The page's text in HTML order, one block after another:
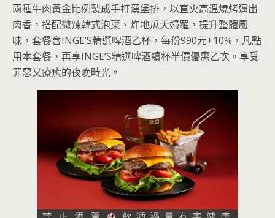
兩種牛肉黃金比例製成手打漢堡排，以直火高溫燒烤逼出
肉香，搭配微辣韓式泡菜、炸地瓜天婦羅，提升整體風
味，套餐含INGE’S精選啤酒乙杯，每份990元+10%，凡點
用本套餐，再享INGE’S精選啤酒續杯半價優惠乙次。享受
罪惡又療癒的夜晚時光。